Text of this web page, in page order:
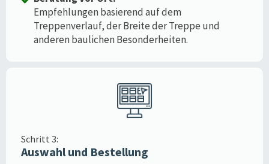
Empfehlungen basierend auf dem
Treppenverlauf, der Breite der Treppe und
anderen baulichen Besonderheiten.
Schritt 3:
Auswahl und Bestellung